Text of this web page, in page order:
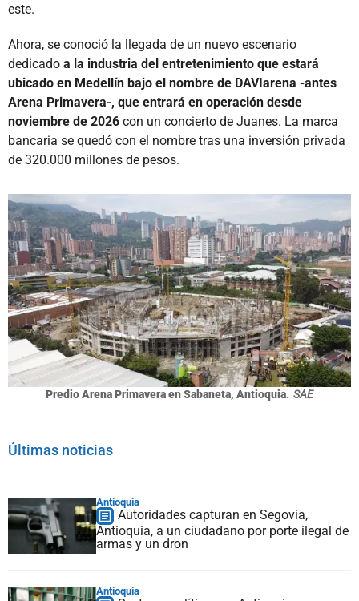
este.
Ahora, se conoció la llegada de un nuevo escenario
dedicado a la industria del entretenimiento que estará
ubicado en Medellín bajo el nombre de DAVIarena -antes
Arena Primavera-, que entrará en operación desde
noviembre de 2026 con un concierto de Juanes. La marca
bancaria se quedó con el nombre tras una inversión privada
de 320.000 millones de pesos.
Predio Arena Primavera en Sabaneta, Antioquia. SAE
Últimas noticias
Antioquia
Autoridades capturan en Segovia,
Antioquia, a un ciudadano por porte ilegal de
armas y un dron
Antioquia